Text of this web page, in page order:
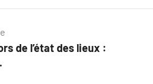
de l’état des lieux :